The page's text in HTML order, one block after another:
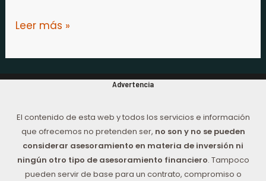
Leer más »
Advertencia
El contenido de esta web y todos los servicios e información
que ofrecemos no pretenden ser, no son y no se pueden
considerar asesoramiento en materia de inversión ni
ningún otro tipo de asesoramiento financiero. Tampoco
pueden servir de base para un contrato, compromiso o